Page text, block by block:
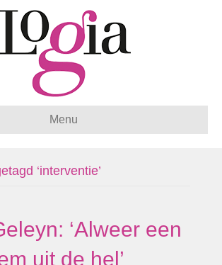
Menu
‘interventie’
‘Alweer een
uit de hel’